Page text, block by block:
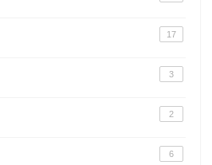
17
3
2
6